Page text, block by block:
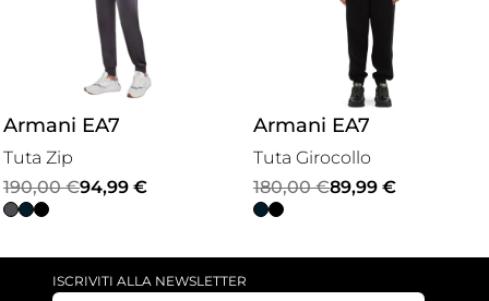
Armani EA7
Tuta Zip
190,00€
Il
prezzo
94,99 €
Il
prezzo
Armani EA7
Tuta Girocollo
180,00€
Il
prezzo
89,99 €
Il
prezzo
ISCRIVITI ALLA NEWSLETTER